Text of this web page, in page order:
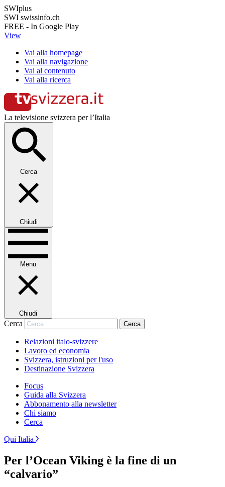
SWIplus
SWI swissinfo.ch
FREE - In Google Play
View
Vai alla homepage
Vai alla navigazione
Vai al contenuto
Vai alla ricerca
La televisione svizzera per l’Italia
Cerca
Chiudi
Menu
Chiudi
Cerca Cerca
Relazioni italo-svizzere
Lavoro ed economia
Svizzera, istruzioni per l'uso
Destinazione Svizzera
Focus
Guida alla Svizzera
Abbonamento alla newsletter
Chi siamo
Cerca
Qui Italia
Per l’Ocean Viking è la fine di un
“calvario”